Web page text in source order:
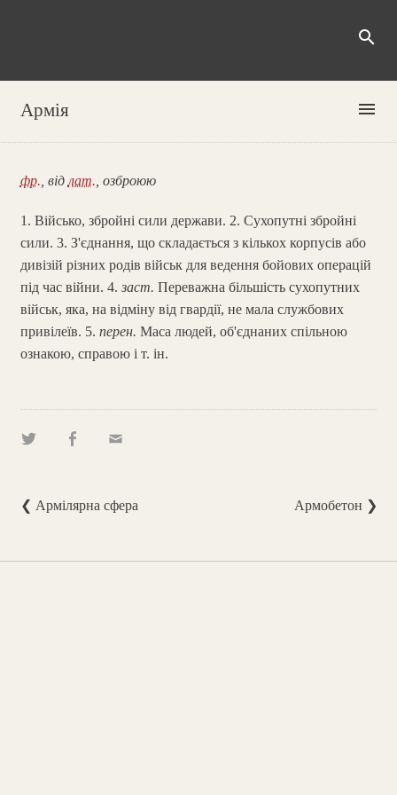
search
Армія menu
фр. , від лат. , озброюю
1. Військо, збройні сили держави. 2. Сухопутні збройні
сили. 3. З'єднання, що складається з кількох корпусів або
дивізій різних родів військ для ведення бойових операцій
під час війни. 4. заст. Переважна більшість сухопутних
військ, яка, на відміну від гвардії, не мала службових
привілеїв. 5. перен. Маса людей, об'єднаних спільною
ознакою, справою і т. ін.
❮ Армілярна сфера Армобетон ❯